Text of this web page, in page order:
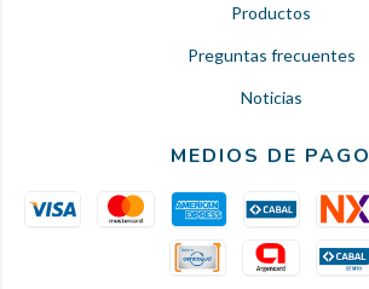
Productos
Preguntas frecuentes
Noticias
MEDIOS DE PAGO